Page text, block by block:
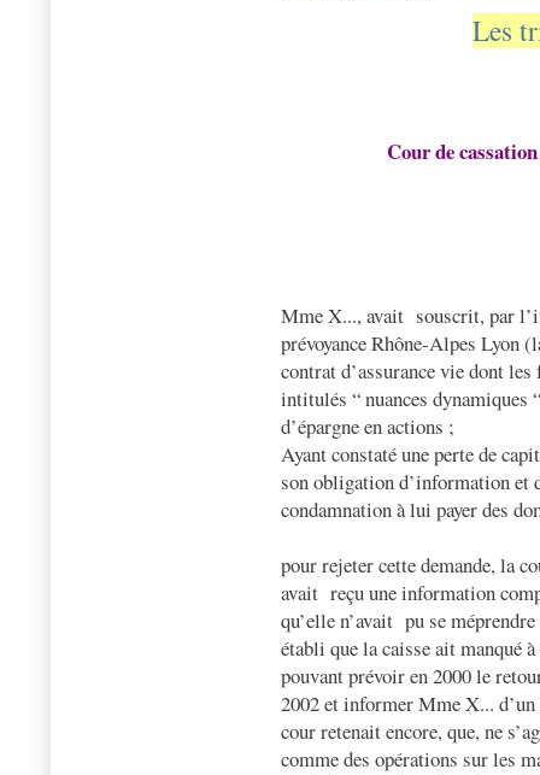
Les
Cour de
Mme X..., avait souscrit, par
prévoyance Rhône-Alpes Lyon
contrat d’assurance vie dont
intitulés “ nuances dynamiques
d’épargne en actions ;
Ayant constaté une perte de
son obligation d’information et
condamnation à lui payer des
pour rejeter cette demande, la
avait reçu une information
qu’elle n’avait pu se
établi que la caisse ait manqué
pouvant prévoir en 2000 le
2002 et informer Mme X...
cour retenait encore, que, ne
comme des opérations sur les